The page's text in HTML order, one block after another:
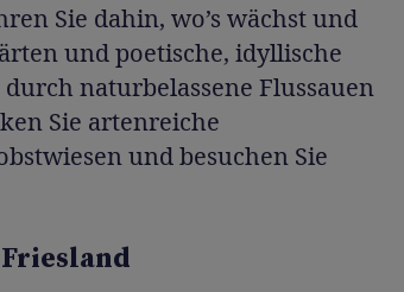
Sie dahin, wo’s wächst und
und poetische, idyllische
naturbelassene Flussauen
Sie artenreiche
und besuchen Sie